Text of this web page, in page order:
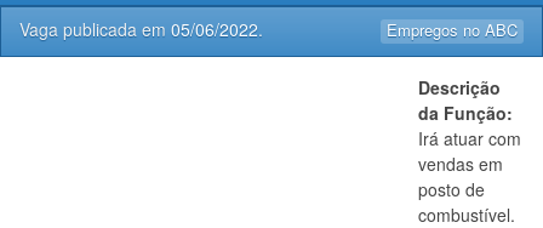
Empregos no ABC
Vaga publicada em 05/06/2022.
Descrição
da Função:
Irá atuar com
vendas em
posto de
combustível.